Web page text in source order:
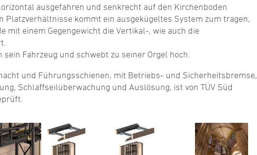
ausgefahren und senkrecht auf den Kirchenboden
Platzverhältnisse kommt ein ausgekügeltes System zum tragen,
mit einem Gegengewicht die Vertikal-, wie auch die
Fahrzeug und schwebt zu seiner Orgel hoch.
und Führungsschienen, mit Betriebs- und Sicherheitsbremse,
Schlaffseilüberwachung und Auslösung, ist von TÜV Süd